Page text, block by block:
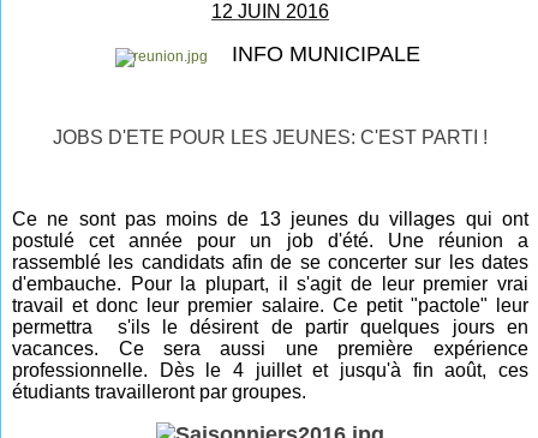
12 JUIN 2016
INFO MUNICIPALE
JOBS D'ETE POUR LES JEUNES: C'EST PARTI !
Ce ne sont pas moins de 13 jeunes du villages qui ont
postulé cet année pour un job d'été. Une réunion a
rassemblé les candidats afin de se concerter sur les dates
d'embauche. Pour la plupart, il s'agit de leur premier vrai
travail et donc leur premier salaire. Ce petit "pactole" leur
permettra s'ils le désirent de partir quelques jours en
vacances. Ce sera aussi une première expérience
professionnelle. Dès le 4 juillet et jusqu'à fin août, ces
étudiants travailleront par groupes.